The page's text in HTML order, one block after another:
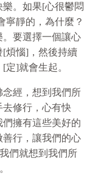
。如果[心很鬱悶
寧靜的，為什麼？
。要選擇一個讓心
[煩惱]，然後持續
]就會生起。
念經，想到我們所
修行，心有快
擁有這些美好的
行，讓我們的心
們就想到我們所